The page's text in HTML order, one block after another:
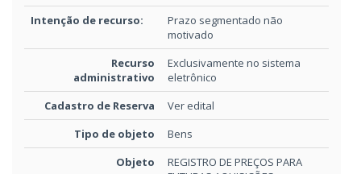
Intenção de recurso:
Prazo segmentado não
motivado
Recurso
administrativo
Exclusivamente no sistema
eletrônico
Cadastro de Reserva
Ver edital
Tipo de objeto
Bens
Objeto
REGISTRO DE PREÇOS PARA